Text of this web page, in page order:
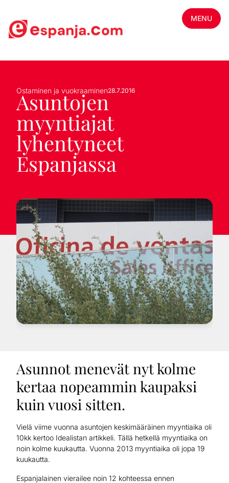
MENU
Ostaminen ja vuokraaminen28.7.2016
Asuntojen
myyntiajat
lyhentyneet
Espanjassa
Asunnot menevät nyt kolme
kertaa nopeammin kaupaksi
kuin vuosi sitten.
Vielä viime vuonna asuntojen keskimääräinen myyntiaika oli
10kk kertoo Idealistan artikkeli. Tällä hetkellä myyntiaika on
noin kolme kuukautta. Vuonna 2013 myyntiaika oli jopa 19
kuukautta.
Espanjalainen vierailee noin 12 kohteessa ennen